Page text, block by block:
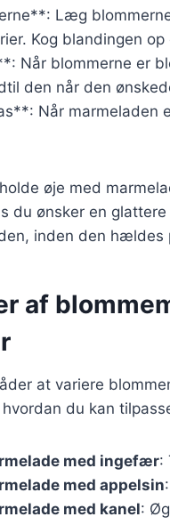
Læg
Kog blandingen
Når blommerne er
den når den
Når marmeladen
øje med
du ønsker en
inden den hældes
af
at variere
du kan
med ingefær:
med appelsin
med kanel: